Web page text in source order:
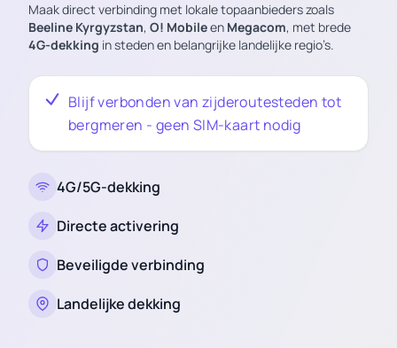
Maak direct verbinding met lokale topaanbieders zoals
Beeline Kyrgyzstan, O! Mobileen Megacom, met brede
4G-dekking in steden en belangrijke landelijke regio’s.
Blijf verbonden van zijderoutesteden tot
bergmeren - geen SIM-kaart nodig
4G/5G-dekking
Directe activering
Beveiligde verbinding
Landelijke dekking